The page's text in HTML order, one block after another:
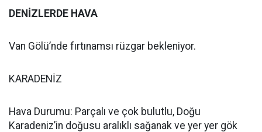
DENİZLERDE HAVA
Van Gölü’nde fırtınamsı rüzgar bekleniyor.
KARADENİZ
Hava Durumu: Parçalı ve çok bulutlu, Doğu
Karadeniz’in doğusu aralıklı sağanak ve yer yer gök